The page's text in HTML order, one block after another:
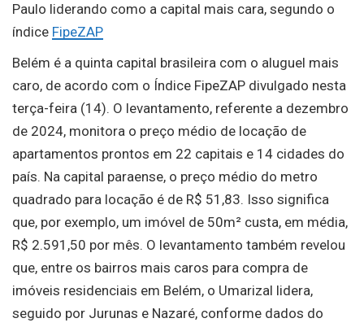
Paulo liderando como a capital mais cara, segundo o
índice FipeZAP
Belém é a quinta capital brasileira com o aluguel mais
caro, de acordo com o Índice FipeZAP divulgado nesta
terça-feira (14). O levantamento, referente a dezembro
de 2024, monitora o preço médio de locação de
apartamentos prontos em 22 capitais e 14 cidades do
país. Na capital paraense, o preço médio do metro
quadrado para locação é de R$ 51,83. Isso significa
que, por exemplo, um imóvel de 50m² custa, em média,
R$ 2.591,50 por mês. O levantamento também revelou
que, entre os bairros mais caros para compra de
imóveis residenciais em Belém, o Umarizal lidera,
seguido por Jurunas e Nazaré, conforme dados do